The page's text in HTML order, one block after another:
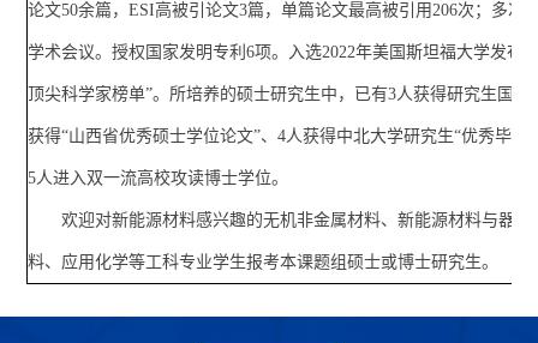
论文50余篇，ESI高被引论文3篇，单篇论文最高被引用206次；多次
学术会议。授权国家发明专利6项。入选2022年美国斯坦福大学发布
顶尖科学家榜单”。所培养的硕士研究生中，已有3人获得研究生国家
获得“山西省优秀硕士学位论文”、4人获得中北大学研究生“优秀毕业
5人进入双一流高校攻读博士学位。
欢迎对新能源材料感兴趣的无机非金属材料、新能源材料与器件
料、应用化学等工科专业学生报考本课题组硕士或博士研究生。